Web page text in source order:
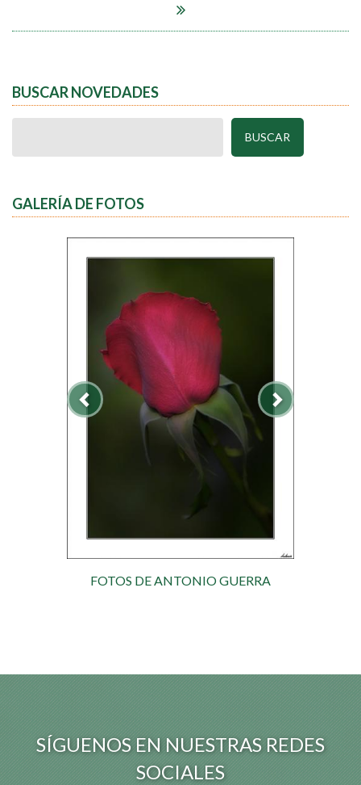
BUSCAR NOVEDADES
GALERÍA DE FOTOS
FOTOS DE ANTONIO GUERRA
SÍGUENOS EN NUESTRAS REDES
SOCIALES